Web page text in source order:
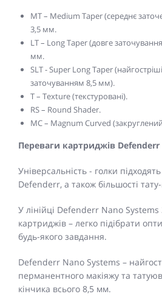
MT – Medium Taper (середнє
3,5 мм.
LT – Long Taper (довге
мм.
SLT - Super Long Taper (найгостріші
заточуванням 8,5 мм).
T – Texture (текстуровані).
RS – Round Shader.
MC – Magnum Curved
Переваги картриджів
Універсальність - голки
Defenderr, а також більшості
У лінійці Defenderr Nano Systems
картриджів – легко підібрати
будь-якого завдання.
Defenderr Nano Systems –
перманентного макіяжу та
кінчика всього 8,5 мм.